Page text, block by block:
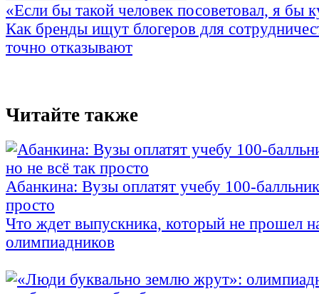
«Если бы такой человек посоветовал, я бы
Как бренды ищут блогеров для
точно отказывают
Читайте также
Абанкина: Вузы оплатят учебу 100-
просто
Что ждет выпускника, который не прошел
олимпиадников